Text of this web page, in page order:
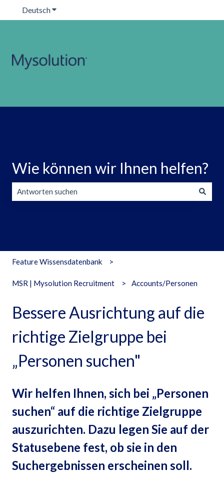
DeutschUntermenü für Übersetzungen anzeigen
Wie können wir Ihnen helfen?
Feature Wissensdatenbank
MSR | Mysolution Recruitment Accounts/Personen
Bessere Ausrichtung auf die
richtige Zielgruppe bei
„Personen suchen"
Wir helfen Ihnen, sich bei „Personen
suchen“ auf die richtige Zielgruppe
auszurichten. Dazu legen Sie auf der
Statusebene fest, ob sie in den
Suchergebnissen erscheinen soll.